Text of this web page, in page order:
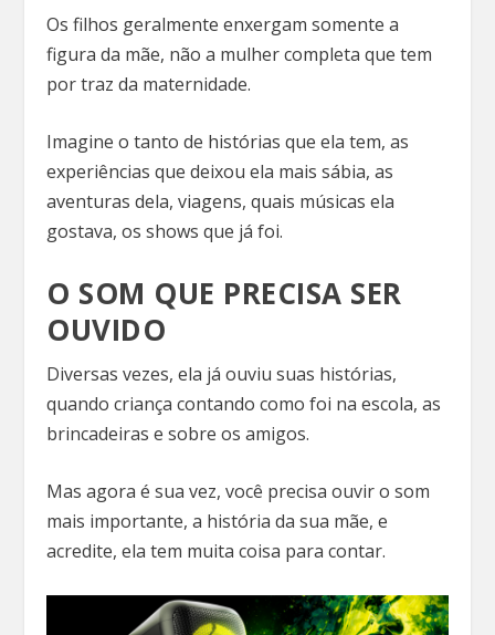
Os filhos geralmente enxergam somente a
figura da mãe, não a mulher completa que tem
por traz da maternidade.
Imagine o tanto de histórias que ela tem, as
experiências que deixou ela mais sábia, as
aventuras dela, viagens, quais músicas ela
gostava, os shows que já foi.
O SOM QUE PRECISA SER
OUVIDO
Diversas vezes, ela já ouviu suas histórias,
quando criança contando como foi na escola, as
brincadeiras e sobre os amigos.
Mas agora é sua vez, você precisa ouvir o som
mais importante, a história da sua mãe, e
acredite, ela tem muita coisa para contar.